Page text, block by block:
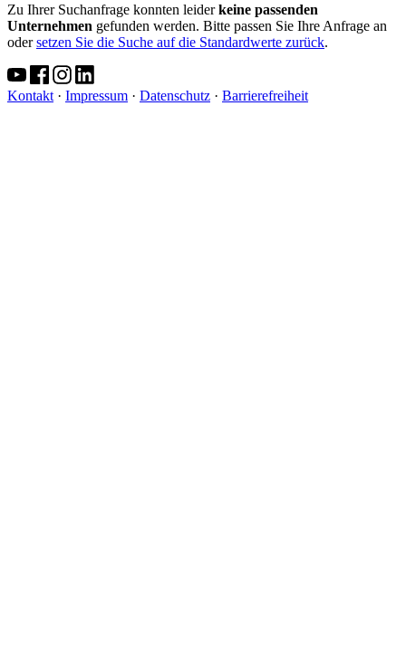
Zu Ihrer Suchanfrage konnten leiderkeine passenden
Unternehmen gefunden werden. Bitte passen Sie Ihre Anfrage an
odersetzen Sie die Suche auf die Standardwerte zurück.
Kontakt · Impressum · Datenschutz · Barrierefreiheit